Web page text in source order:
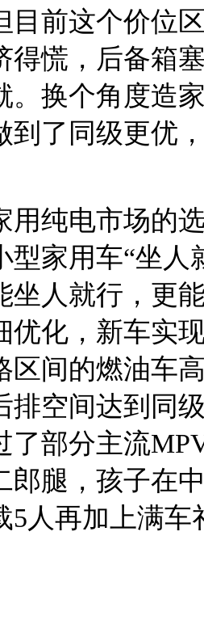
目前这个价位
得慌，后备箱
。换个角度造
到了同级更优
用纯电市场的
型家用车“坐
坐人就行，更
优化，新车实
区间的燃油车
排空间达到同
了部分主流
郎腿，孩子在
5人再加上满车